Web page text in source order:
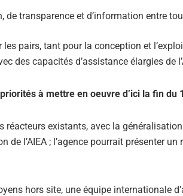
de transparence et d’information entre
pairs, tant pour la conception et
des capacités d’assistance élargies de
à mettre en oeuvre d’ici la fin du
réacteurs existants, avec la
l’AIEA ; l’agence pourrait présenter
hors site, une équipe internationale